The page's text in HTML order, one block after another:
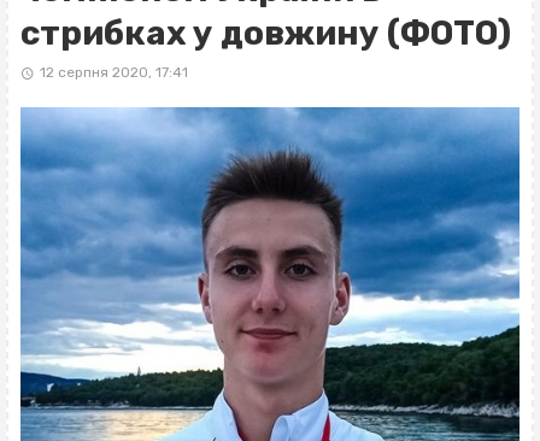
стрибках у довжину (ФОТО)
12 серпня 2020, 17:41